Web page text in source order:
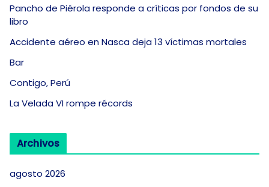
Pancho de Piérola responde a críticas por fondos de su
libro
Accidente aéreo en Nasca deja 13 víctimas mortales
Bar
Contigo, Perú
La Velada VI rompe récords
Archivos
agosto 2026